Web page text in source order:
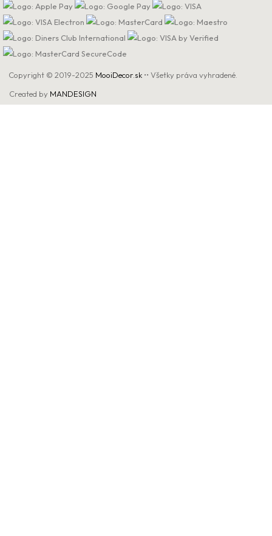
Copyright © 2019-2025 MooiDecor.sk •• Všetky práva vyhradené.
Created by MANDESIGN